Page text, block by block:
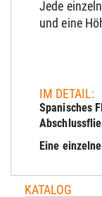
Jede
und eine
IM DETAIL:
Spanisches
Eine
KATALOG